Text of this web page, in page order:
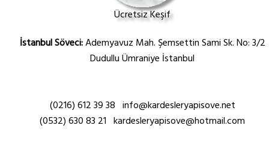
Ücretsiz Keşif
İstanbul Söveci:Ademyavuz Mah. Şemsettin Sami Sk. No: 3/2
Dudullu Ümraniye İstanbul
(0216) 612 39 38 info@kardesleryapisove.net
(0532) 630 83 21 kardesleryapisove@hotmail.com